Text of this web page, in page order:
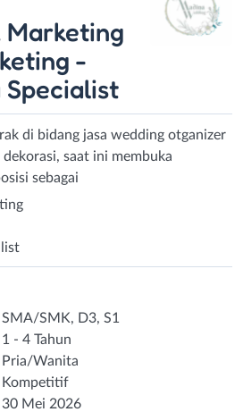
Marketing
-
Specialist
di bidang jasa wedding otganizer
saat ini membuka
sebagai
SMA/SMK, D3, S1
1 - 4 Tahun
Pria/Wanita
Kompetitif
30 Mei 2026